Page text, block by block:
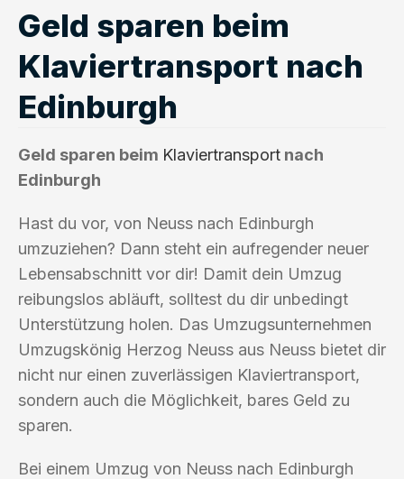
Geld sparen beim
Klaviertransport nach
Edinburgh
Geld sparen beim Klaviertransport nach
Edinburgh
Hast du vor, von Neuss nach Edinburgh
umzuziehen? Dann steht ein aufregender neuer
Lebensabschnitt vor dir! Damit dein Umzug
reibungslos abläuft, solltest du dir unbedingt
Unterstützung holen. Das Umzugsunternehmen
Umzugskönig Herzog Neuss aus Neuss bietet dir
nicht nur einen zuverlässigen Klaviertransport,
sondern auch die Möglichkeit, bares Geld zu
sparen.
Bei einem Umzug von Neuss nach Edinburgh